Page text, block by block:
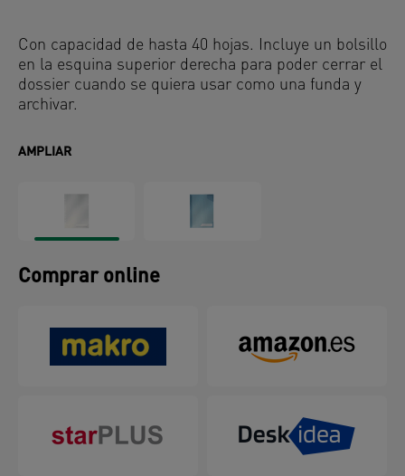
Con capacidad de hasta 40 hojas. Incluye un bolsillo
en la esquina superior derecha para poder cerrar el
dossier cuando se quiera usar como una funda y
archivar.
AMPLIAR
Comprar online